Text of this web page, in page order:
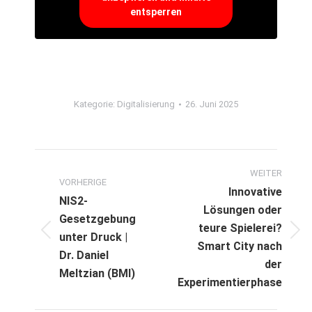
entsperren
Kategorie: Digitalisierung 26. Juni 2025
VORHERIGE
Vorheriger
Beitrag:
NIS2-
Gesetzgebung
unter Druck |
Dr. Daniel
Meltzian (BMI)
WEITER
Beitrag:
Innovative
Lösungen oder
teure Spielerei?
Smart City nach
der
Experimentierphase